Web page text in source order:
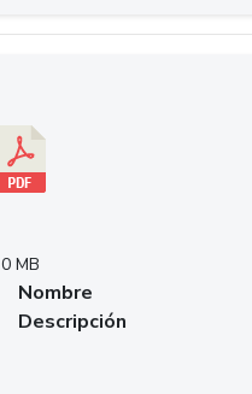
0 MB
Nombre
Descripción